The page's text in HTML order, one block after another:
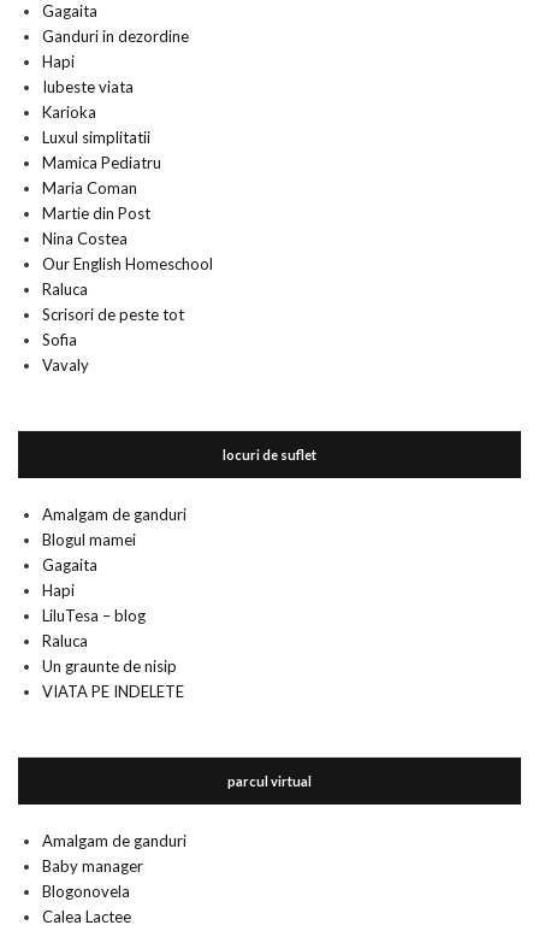
Gagaita
Ganduri in dezordine
Hapi
Iubeste viata
Karioka
Luxul simplitatii
Mamica Pediatru
Maria Coman
Martie din Post
Nina Costea
Our English Homeschool
Raluca
Scrisori de peste tot
Sofia
Vavaly
locuri de suflet
Amalgam de ganduri
Blogul mamei
Gagaita
Hapi
LiluTesa – blog
Raluca
Un graunte de nisip
VIATA PE INDELETE
parcul virtual
Amalgam de ganduri
Baby manager
Blogonovela
Calea Lactee